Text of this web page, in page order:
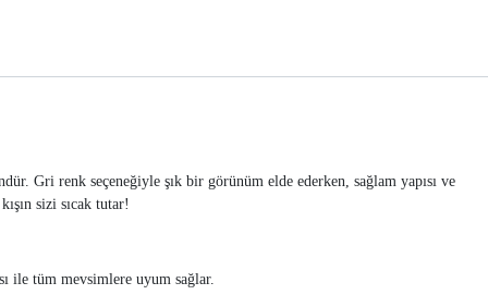
Gri renk seçeneğiyle şık bir görünüm elde ederken, sağlam yapısı ve
sizi sıcak tutar!
ile tüm mevsimlere uyum sağlar.